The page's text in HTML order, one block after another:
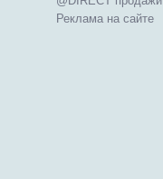
Реклама на сайте